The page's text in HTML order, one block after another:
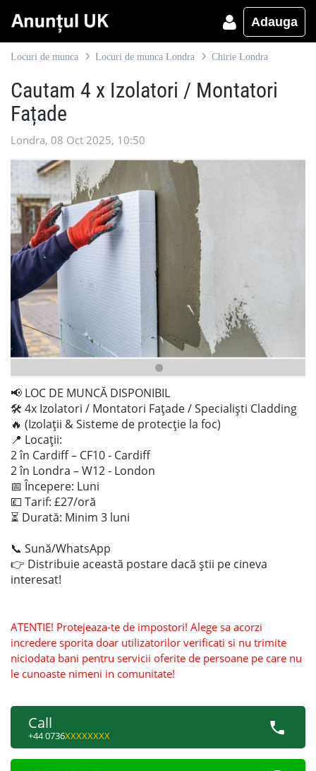
Adauga
Locuri de munca Locuri de munca Londra Chirie Londra
Cautam 4 x Izolatori / Montatori
Fațade
Londra, 08 Oct 2025, 10:50
📢 LOC DE MUNCĂ DISPONIBIL
🛠️ 4x Izolatori / Montatori Fațade / Specialiști Cladding
🔥 (Izolații & Sisteme de protecție la foc)
📍 Locații:
2 în Cardiff – CF10 - Cardiff
2 în Londra – W12 - London
📅 Începere: Luni
💷 Tarif: £27/oră
⏳ Durată: Minim 3 luni
📞 Sună/WhatsApp
👉 Distribuie această postare dacă știi pe cineva
interesat!
ATENTIE! Protejeaza-te de impostori! Alege sa acorzi
incredere sporita doar utilizatorilor verificati si nu trimite
niciodata bani pentru servicii oferite de persoane pe care nu
le cunoaste nimeni in comunitate!
Call
+44 0736XXXXXXXX